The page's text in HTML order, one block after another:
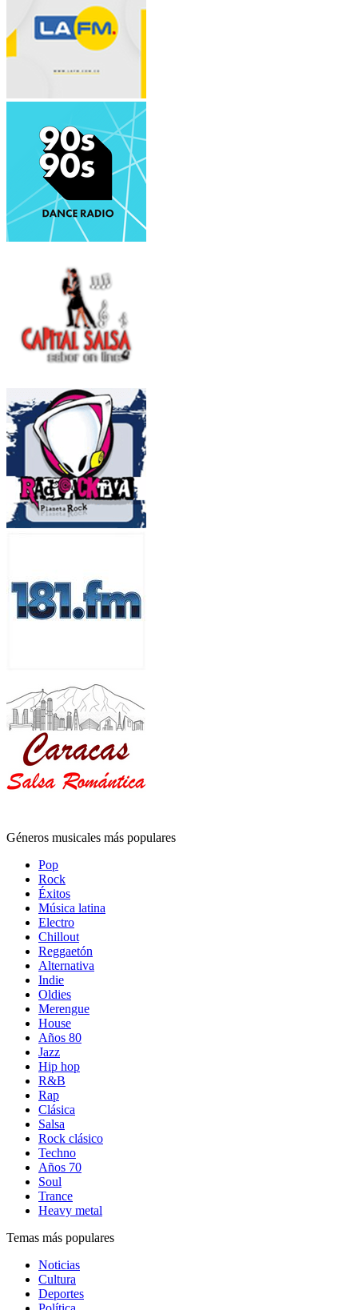
Géneros musicales más populares
Pop
Rock
Éxitos
Música latina
Electro
Chillout
Reggaetón
Alternativa
Indie
Oldies
Merengue
House
Años 80
Jazz
Hip hop
R&B
Rap
Clásica
Salsa
Rock clásico
Techno
Años 70
Soul
Trance
Heavy metal
Temas más populares
Noticias
Cultura
Deportes